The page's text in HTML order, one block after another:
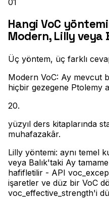
Hangi VoC
Modern, Lilly veya
Üç yöntem, üç farklı
Modern VoC: Ay mevcut
hiçbir gezegene Ptolemy
20.
yüzyıl ders kitaplarında
muhafazakâr.
Lilly yöntemi: aynı temel
veya Balık'taki Ay
hafifletilir - API
işaretler ve düz bir VoC
voc_effective_strength'i